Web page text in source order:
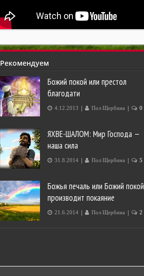
Рекомендуем
Божий покой или престол
благодати
4.12.2013 | Пол Щербина | 0
ЯХВЕ-ШАЛОМ: Мир Господа —
наша сила
31.8.2014 | Пол Щербина | 5
Божья печаль или Божий покой
производит покаяние
21.6.2014 | Пол Щербина | 2